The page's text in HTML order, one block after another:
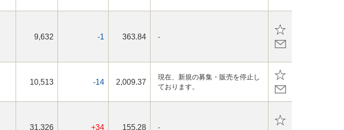
9,632 -1 363.84 -
10,513 -14 2,009.37
現在、新規の募集・販売を停止し
ております。
31,326 +34 155.28 -